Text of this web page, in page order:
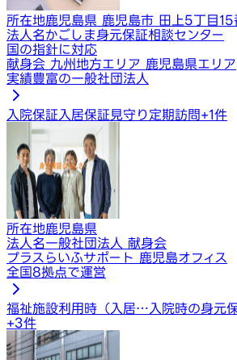
所在地鹿児島県 鹿児島市 田上5丁目15
法人名かごしま身元保証相談センター
国の指針に対応
献身会 九州地方エリア 鹿児島県エリア
実績豊富の一般社団法人
入院保証 入居保証見守り定期訪問+1件
所在地鹿児島県
法人名一般社団法人 献身会
プラスらいふサポート 鹿児島オフィス
全国8拠点で運営
福祉施設利用時（入居… 入院時の身元
+3件